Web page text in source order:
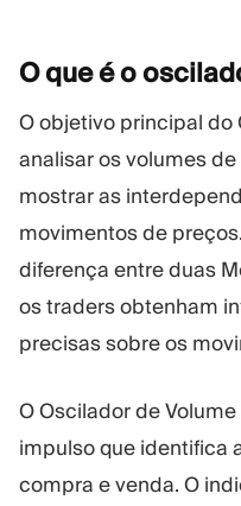
O que é o
O objetivo principal do
analisar os volumes
mostrar as
movimentos de
diferença entre duas
os traders obtenham
precisas sobre os
O Oscilador de
impulso que identifica
compra e venda. O